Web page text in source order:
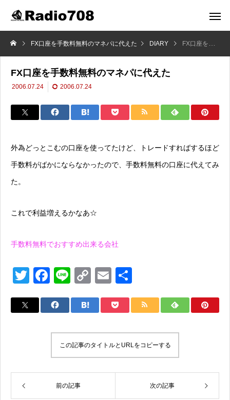
FX口座を手数料無料のマネパに代えた DIARY FX口座を手数料無料のマネパに代えた
FX口座を手数料無料のマネパに代えた
2006.07.24 2006.07.24
外為どっとこむの口座を使ってたけど、トレードすればするほど
手数料がばかにならなかったので、手数料無料の口座に代えてみ
た。
これで利益増えるかなあ☆
手数料無料でおすすめ出来る会社
T
tt
F
c
o
o
k
Li
e
C
p
Li
n
k
E
ail
この記事のタイトルとURLをコピーする
前の記事 次の記事